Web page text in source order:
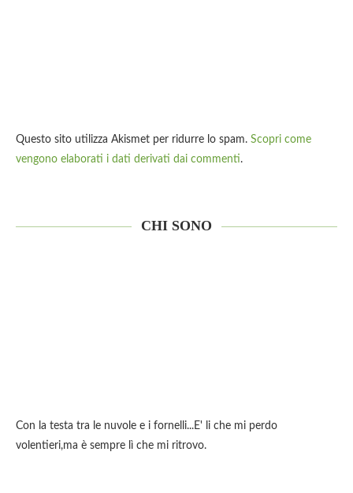
Questo sito utilizza Akismet per ridurre lo spam. Scopri come
vengono elaborati i dati derivati dai commenti.
CHI SONO
Con la testa tra le nuvole e i fornelli...E' li che mi perdo
volentieri,ma è sempre lì che mi ritrovo.